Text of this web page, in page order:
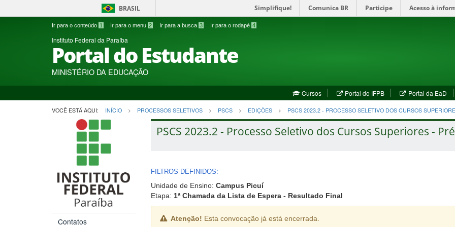
BRASIL Simplifique! Comunica BR Participe Acesso à
Ir para o conteúdo 1 Ir para o menu 2 Ir para a busca 3 Ir para o rodapé 4
Instituto Federal da Paraíba
Portal do Estudante
MINISTÉRIO DA EDUCAÇÃO
Cursos Portal do IFPB(abre
em
nova
janela)
Portal da EaD
em
VOCÊ ESTÁ AQUI: INÍCIO PROCESSOS SELETIVOS PSCS EDIÇÕES PSCS 2023.2 - PROCESSO SELETIVO DOS CURSOS
Contatos
PSCS 2023.2 - Processo Seletivo dos Cursos Superiores -
FILTROS DEFINIDOS:
Unidade de Ensino: Campus Picuí
Etapa: 1ª Chamada da Lista de Espera - Resultado Final
Atenção! Esta convocação já está encerrada.